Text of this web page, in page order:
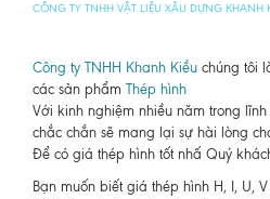
CÔNG TY TNHH VẬT LIỆU XÂU DỰNG KHANH
Công ty TNHH Khanh Kiều chúng tôi
các sản phẩm Thép hình
Với kinh nghiệm nhiều năm trong
chắc chắn sẽ mang lại sự hài lòng
Để có giá thép hình tốt nhấ Quý
Bạn muốn biết giá thép hình H, I, U,